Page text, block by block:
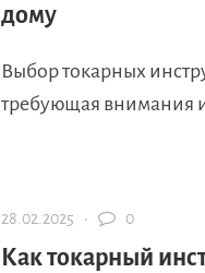
дому
Выбор токарных
требующая внимания
28.02.2025 · 0
Как токарный